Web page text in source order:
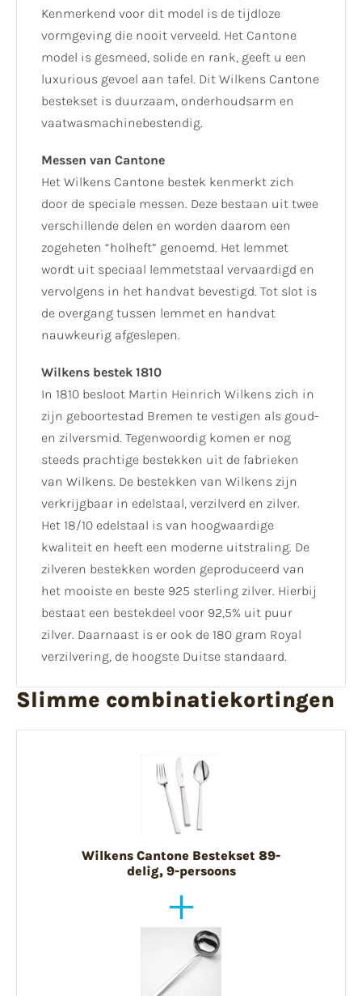
Kenmerkend voor dit model is de tijdloze
vormgeving die nooit verveeld. Het Cantone
model is gesmeed, solide en rank, geeft u een
luxurious gevoel aan tafel. Dit Wilkens Cantone
bestekset is duurzaam, onderhoudsarm en
vaatwasmachinebestendig.
Messen van Cantone
Het Wilkens Cantone bestek kenmerkt zich
door de speciale messen. Deze bestaan uit twee
verschillende delen en worden daarom een
zogeheten “holheft” genoemd. Het lemmet
wordt uit speciaal lemmetstaal vervaardigd en
vervolgens in het handvat bevestigd. Tot slot is
de overgang tussen lemmet en handvat
nauwkeurig afgeslepen.
Wilkens bestek 1810
In 1810 besloot Martin Heinrich Wilkens zich in
zijn geboortestad Bremen te vestigen als goud-
en zilversmid. Tegenwoordig komen er nog
steeds prachtige bestekken uit de fabrieken
van Wilkens. De bestekken van Wilkens zijn
verkrijgbaar in edelstaal, verzilverd en zilver.
Het 18/10 edelstaal is van hoogwaardige
kwaliteit en heeft een moderne uitstraling. De
zilveren bestekken worden geproduceerd van
het mooiste en beste 925 sterling zilver. Hierbij
bestaat een bestekdeel voor 92,5% uit puur
zilver. Daarnaast is er ook de 180 gram Royal
verzilvering, de hoogste Duitse standaard.
Slimme combinatiekortingen
Wilkens Cantone Bestekset 89-
delig, 9-persoons